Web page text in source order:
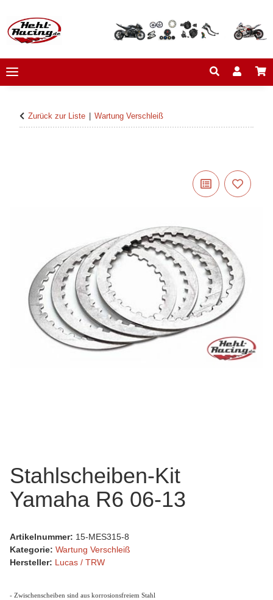
Zurück zur Liste Wartung Verschleiß
Stahlscheiben-Kit
Yamaha R6 06-13
Artikelnummer: 15-MES315-8
Kategorie: Wartung Verschleiß
Hersteller: Lucas / TRW
- Zwischenscheiben sind aus korrosionsfreiem Stahl